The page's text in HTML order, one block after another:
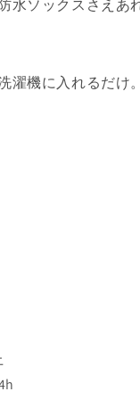
水ソックスさえあ
濯機に入れるだけ。